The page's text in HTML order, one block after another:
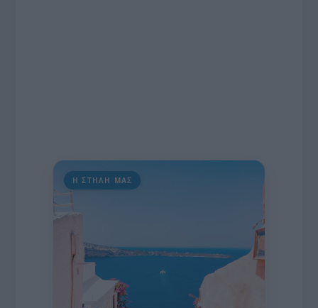
Η ΣΤΗΛΗ ΜΑΣ